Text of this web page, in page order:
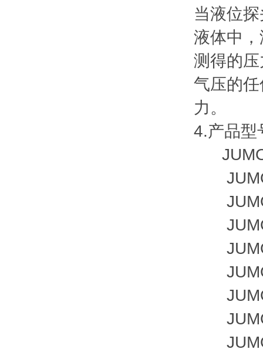
当液位
液体中
测得的
气压的
力。
4.产品型
JUMO
JUMO
JUMO
JUMO
JUMO
JUMO
JUMO